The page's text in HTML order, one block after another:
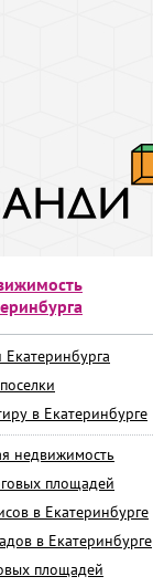
в Екатеринбурге
недвижимость
площадей
в Екатеринбурге
в Екатеринбурге
площадей